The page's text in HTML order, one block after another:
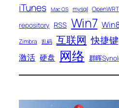
iTunes Mac OS mysql OpenWRT
repository RSS Win7
Zimbra 乱码 互联网 快捷键
激活 硬盘 网络 群晖